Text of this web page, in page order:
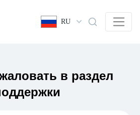
RU
в раздел